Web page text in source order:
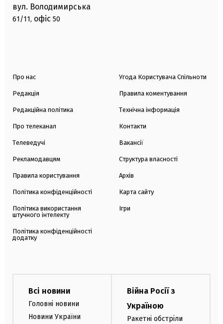
вул. Володимирська
61/11, офіс 50
Про нас
Редакція
Редакційна політика
Про телеканал
Телеведучі
Рекламодавцям
Правила користування
Політика конфіденційності
Політика використання
штучного інтелекту
Політика конфіденційності
додатку
Угода Користувача Спільноти
Правила коментування
Технічна інформація
Контакти
Вакансії
Структура власності
Архів
Карта сайту
Ігри
Всі новини
Головні новини
Новини України
Війна Росії з
Україною
Ракетні обстріли